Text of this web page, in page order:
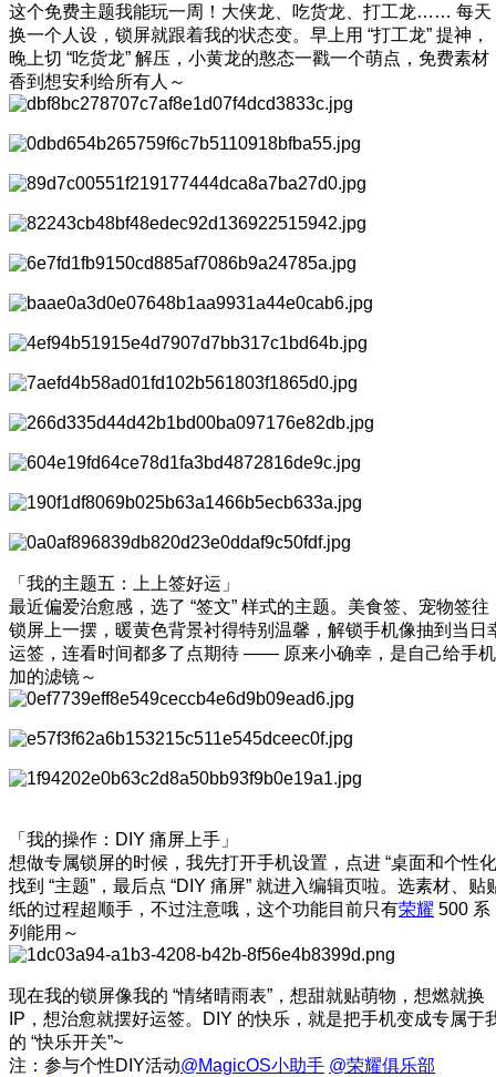
这个免费主题我能玩一周！大侠龙、吃货龙、打工龙…… 每天
换一个人设，锁屏就跟着我的状态变。早上用 “打工龙” 提神，
晚上切 “吃货龙” 解压，小黄龙的憨态一戳一个萌点，免费素材
香到想安利给所有人～
「我的主题五：上上签好运」
最近偏爱治愈感，选了 “签文” 样式的主题。美食签、宠物签往
锁屏上一摆，暖黄色背景衬得特别温馨，解锁手机像抽到当日
运签，连看时间都多了点期待 —— 原来小确幸，是自己给手机
加的滤镜～
「我的操作：DIY 痛屏上手」
想做专属锁屏的时候，我先打开手机设置，点进 “桌面和个性化
找到 “主题”，最后点 “DIY 痛屏” 就进入编辑页啦。选素材、贴
纸的过程超顺手，不过注意哦，这个功能目前只有荣耀 500 系
列能用～
现在我的锁屏像我的 “情绪晴雨表”，想甜就贴萌物，想燃就换
IP，想治愈就摆好运签。DIY 的快乐，就是把手机变成专属于
的 “快乐开关”~
注：参与个性DIY活动@MagicOS小助手 @荣耀俱乐部